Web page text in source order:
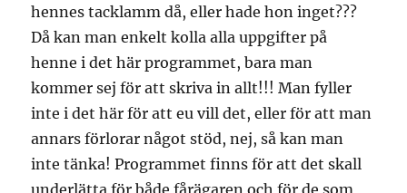
hennes tacklamm då, eller hade hon inget???
Då kan man enkelt kolla alla uppgifter på
henne i det här programmet, bara man
kommer sej för att skriva in allt!!! Man fyller
inte i det här för att eu vill det, eller för att man
annars förlorar något stöd, nej, så kan man
inte tänka! Programmet finns för att det skall